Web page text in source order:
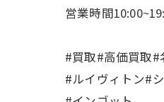
営業時間
#買取#高価買取
#ルイヴィトン#